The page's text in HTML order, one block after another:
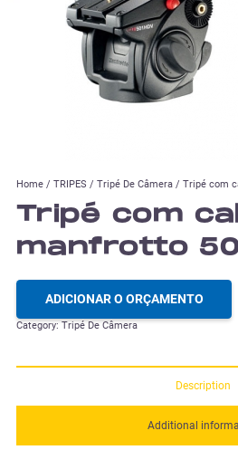
Home / TRIPES / Tripé De Câmera / Tripé com
Tripé com
manfrotto
ADICIONAR O ORÇAMENTO
Category: Tripé De Câmera
Description
Additional